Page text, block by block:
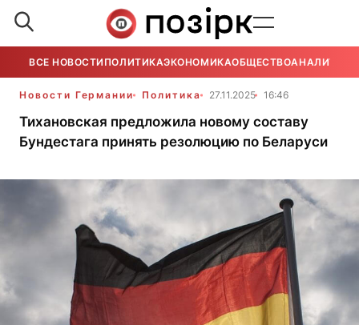
ВСЕ НОВОСТИ ПОЛИТИКАЭКОНОМИКАОБЩЕСТВОАНАЛИТИКА
Новости Германии Политика 27.11.2025 16:46
Тихановская предложила новому составу
Бундестага принять резолюцию по Беларуси